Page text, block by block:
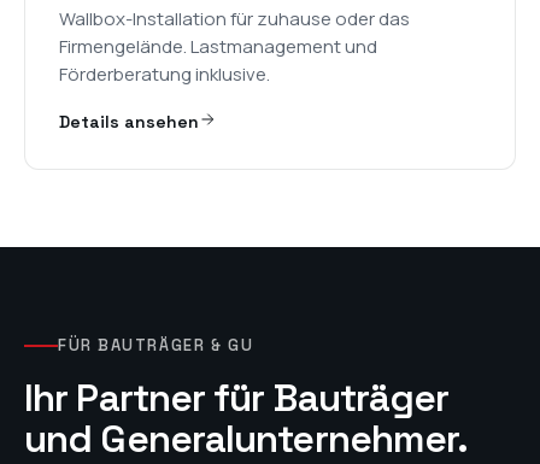
Wallbox-Installation für zuhause oder das
Firmengelände. Lastmanagement und
Förderberatung inklusive.
Details ansehen
FÜR BAUTRÄGER & GU
Ihr Partner für Bauträger
und Generalunternehmer.